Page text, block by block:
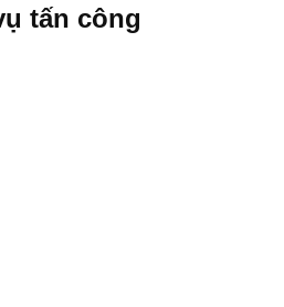
tấn công